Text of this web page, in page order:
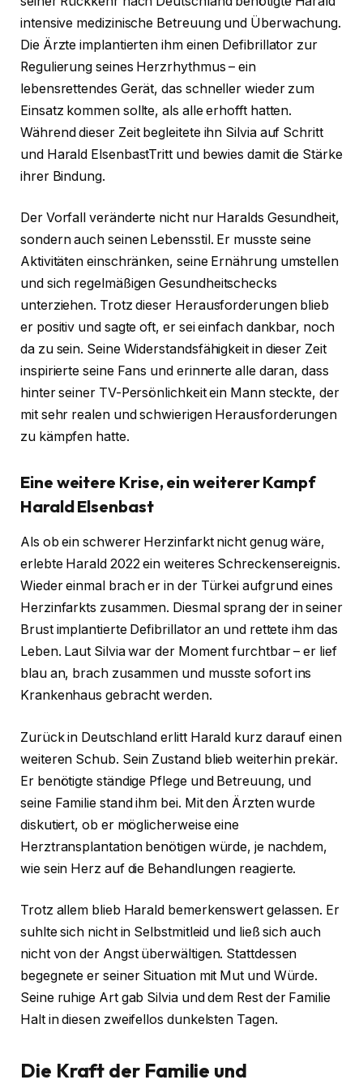
intensive medizinische Betreuung und Überwachung.
Die Ärzte implantierten ihm einen Defibrillator zur
Regulierung seines Herzrhythmus – ein
lebensrettendes Gerät, das schneller wieder zum
Einsatz kommen sollte, als alle erhofft hatten.
Während dieser Zeit begleitete ihn Silvia auf Schritt
und Harald ElsenbastTritt und bewies damit die Stärke
ihrer Bindung.
Der Vorfall veränderte nicht nur Haralds Gesundheit,
sondern auch seinen Lebensstil. Er musste seine
Aktivitäten einschränken, seine Ernährung umstellen
und sich regelmäßigen Gesundheitschecks
unterziehen. Trotz dieser Herausforderungen blieb
er positiv und sagte oft, er sei einfach dankbar, noch
da zu sein. Seine Widerstandsfähigkeit in dieser Zeit
inspirierte seine Fans und erinnerte alle daran, dass
hinter seiner TV-Persönlichkeit ein Mann steckte, der
mit sehr realen und schwierigen Herausforderungen
zu kämpfen hatte.
Eine weitere Krise, ein weiterer Kampf
Harald Elsenbast
Als ob ein schwerer Herzinfarkt nicht genug wäre,
erlebte Harald 2022 ein weiteres Schreckensereignis.
Wieder einmal brach er in der Türkei aufgrund eines
Herzinfarkts zusammen. Diesmal sprang der in seiner
Brust implantierte Defibrillator an und rettete ihm das
Leben. Laut Silvia war der Moment furchtbar – er lief
blau an, brach zusammen und musste sofort ins
Krankenhaus gebracht werden.
Zurück in Deutschland erlitt Harald kurz darauf einen
weiteren Schub. Sein Zustand blieb weiterhin prekär.
Er benötigte ständige Pflege und Betreuung, und
seine Familie stand ihm bei. Mit den Ärzten wurde
diskutiert, ob er möglicherweise eine
Herztransplantation benötigen würde, je nachdem,
wie sein Herz auf die Behandlungen reagierte.
Trotz allem blieb Harald bemerkenswert gelassen. Er
suhlte sich nicht in Selbstmitleid und ließ sich auch
nicht von der Angst überwältigen. Stattdessen
begegnete er seiner Situation mit Mut und Würde.
Seine ruhige Art gab Silvia und dem Rest der Familie
Halt in diesen zweifellos dunkelsten Tagen.
Die Kraft der Familie und